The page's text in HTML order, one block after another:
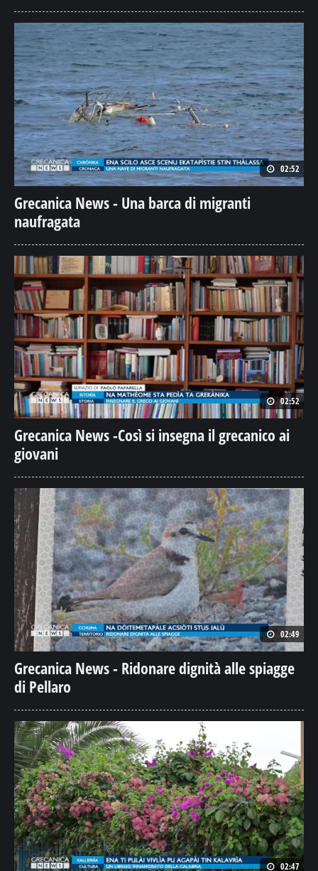
02:52
Grecanica News - Una barca di migranti
naufragata
02:52
Grecanica News -Così si insegna il grecanico ai
giovani
02:49
Grecanica News - Ridonare dignità alle spiagge
di Pellaro
02:47